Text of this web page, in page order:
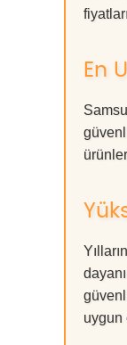
En
uygun